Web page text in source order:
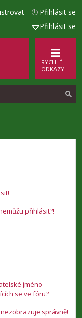
Přihlásit se
Přihlásit se
RYCHLÉ
ODKAZY
e
přihlásit?!
jméno
se ve fóru?
správně!